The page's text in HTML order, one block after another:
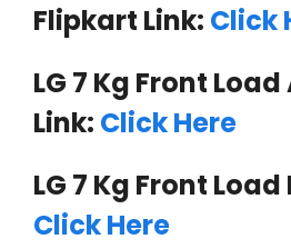
Flipkart Link: Click
LG 7 Kg Front
Link: Click Here
LG 7 Kg Front
Click Here